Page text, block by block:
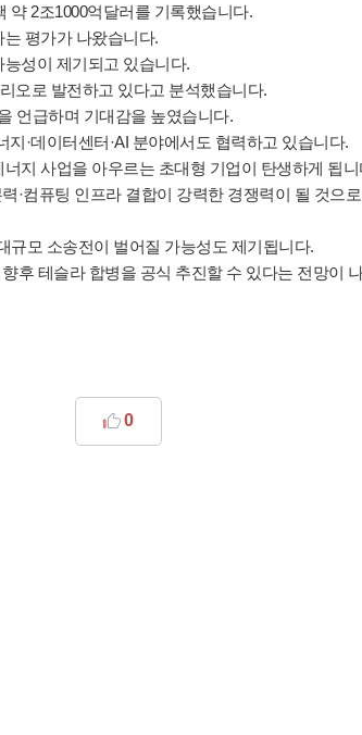
약 2조1000억달러를 기록했습니다.
는 평가가 나왔습니다.
성이 제기되고 있습니다.
오로 발전하고 있다고 분석했습니다.
언급하며 기대감을 높였습니다.
·데이터센터·AI 분야에서도 협력하고 있습니다.
지 사업을 아우르는 초대형 기업이 탄생하게 됩니
·컴퓨팅 인프라 결합이 강력한 경쟁력이 될 것으
규모 소송전이 벌어질 가능성도 제기됩니다.
후 테슬라 합병을 공식 추진할 수 있다는 전망이
0